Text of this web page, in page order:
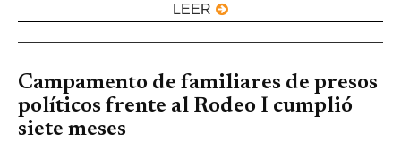
LEER
Campamento de familiares de presos
políticos frente al Rodeo I cumplió
siete meses